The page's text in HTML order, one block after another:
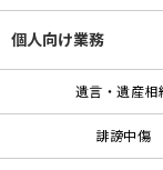
個人向け業務
遺言・遺産相
誹謗中傷